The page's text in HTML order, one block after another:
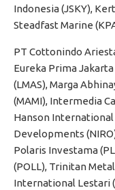
Indonesia (JSKY),
Steadfast Marine
PT Cottonindo
Eureka Prima
(LMAS), Marga
(MAMI), Intermedia
Hanson International
Developments
Polaris Investama
(POLL), Trinitan
International Lestari